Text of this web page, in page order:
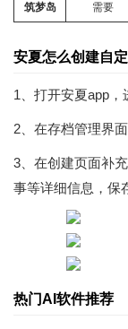
筑梦岛 需要
安夏怎么创建自
1、打开安夏app，
2、在存档管理界
3、在创建页面补
事等详细信息，保
热门AI软件推荐